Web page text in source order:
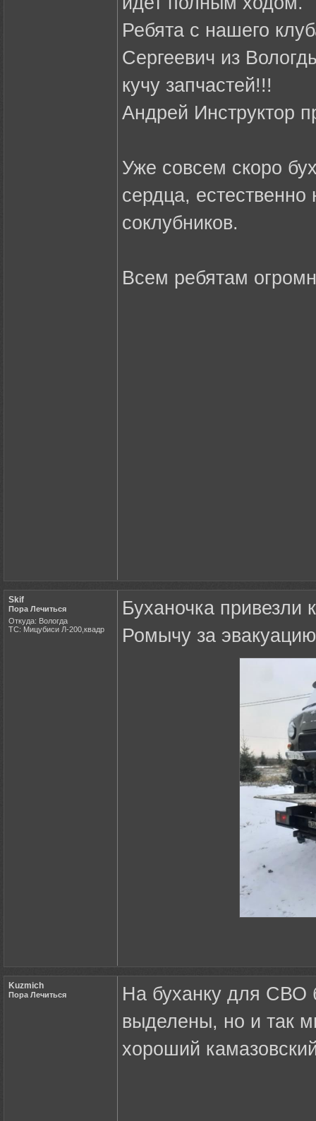
Ребята с нашего
Сергеевич из
кучу запчастей!!!
Андрей Инструктор
Уже совсем скоро
сердца,
соклубников.
Всем ребятам
Skif
Пора Лечиться
Откуда: Вологда
ТС: Мицубиси Л-200,квадр
Буханочка
Ромычу за
Kuzmich
Пора Лечиться
На буханку для СВО
выделены, но и так
хороший